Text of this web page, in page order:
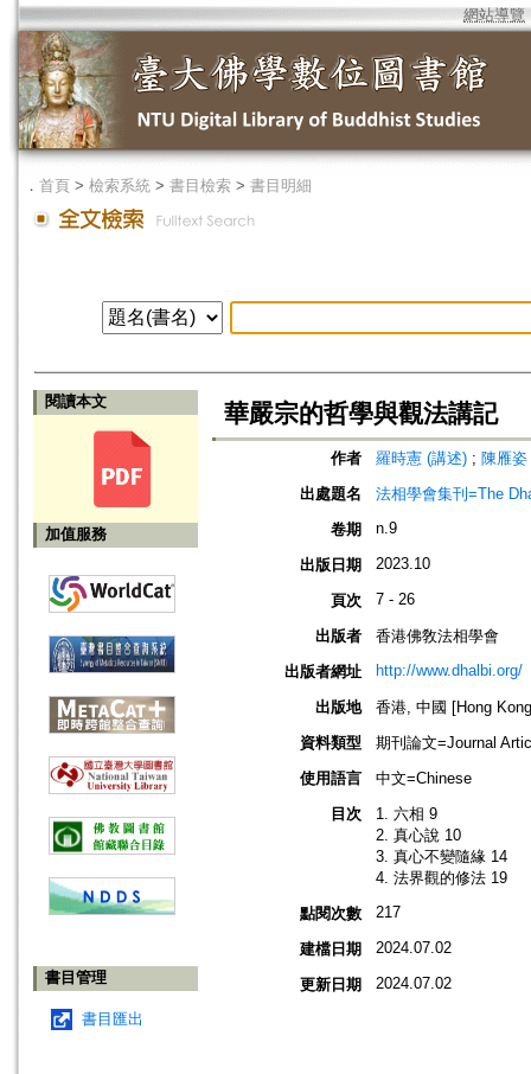
網站導覽
． 首頁 > 檢索系統 > 書目檢索 > 書目明細
閱讀本文
加值服務
書目管理
書目匯出
華嚴宗的哲學與觀法講記
作者 羅時憲 (講述) ; 陳雁姿
出處題名
法相學會集刊=The
卷期
n.9
出版日期 2023.10
頁次 7 - 26
出版者
香港佛敎法相學會
出版者網址
http://www.dhalbi.org/
出版地
香港, 中國 [Hong
資料類型
期刊論文=Journal
使用語言
中文=Chinese
目次
1. 六相 9
2. 真心說 10
3. 真心不變隨緣 14
4. 法界觀的修法 19
點閱次數
217
建檔日期 2024.07.02
更新日期 2024.07.02